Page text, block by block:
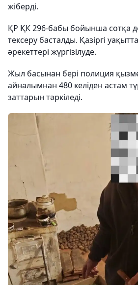
жіберді.
ҚР ҚК 296-бабы бойынша сотқа
тексеру басталды. Қазіргі
әрекеттері жүргізілуде.
Жыл басынан бері полиция
айналымнан 480 келіден астам
заттарын тәркіледі.